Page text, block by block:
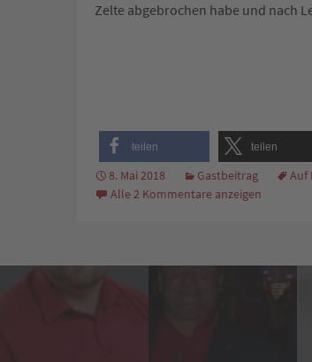
Zelte abgebrochen habe und nach
teilen teilen
8. Mai 2018 Gastbeitrag Auf
Alle 2 Kommentare anzeigen